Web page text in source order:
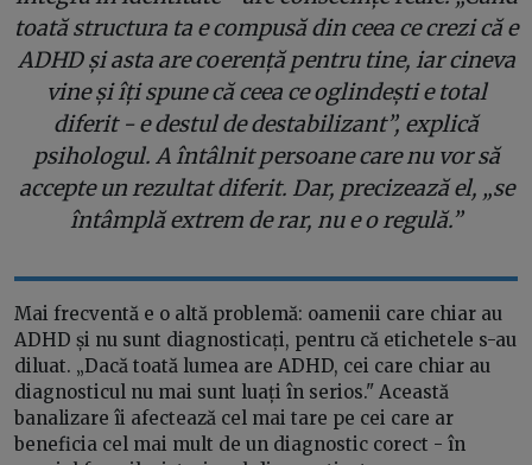
toată structura ta e compusă din ceea ce crezi că e
ADHD și asta are coerență pentru tine, iar cineva
vine și îți spune că ceea ce oglindești e total
diferit - e destul de destabilizant”, explică
psihologul. A întâlnit persoane care nu vor să
accepte un rezultat diferit. Dar, precizează el, „se
întâmplă extrem de rar, nu e o regulă.”
Mai frecventă e o altă problemă: oamenii care chiar au
ADHD și nu sunt diagnosticați, pentru că etichetele s-au
diluat. „Dacă toată lumea are ADHD, cei care chiar au
diagnosticul nu mai sunt luați în serios." Această
banalizare îi afectează cel mai tare pe cei care ar
beneficia cel mai mult de un diagnostic corect - în